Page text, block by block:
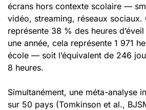
écrans hors contexte scolaire —
vidéo, streaming, réseaux sociaux.
représente 38 % des heures
une année, cela représente 1 971
école — soit l’équivalent de 246
8 heures.
Simultanément, une méta-analyse
sur 50 pays (Tomkinson et al.,